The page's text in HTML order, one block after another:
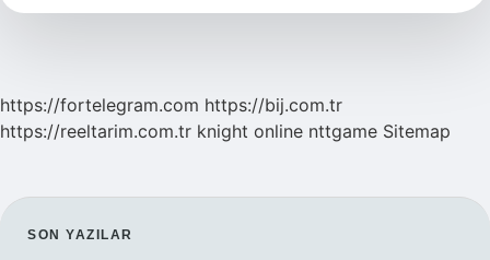
Parşömen
https://fortelegram.com https://bij.com.tr
https://reeltarim.com.tr knight online nttgame Sitemap
SIDEBAR
SON YAZILAR